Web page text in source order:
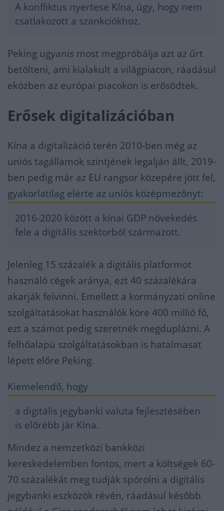
A konfliktus nyertese Kína, úgy, hogy nem
csatlakozott a szankciókhoz.
Peking ugyanis most megpróbálja azt az űrt
betölteni, ami kialakult a világpiacon, ráadásul
eközben az európai piacokon is erősödtek.
Erősek digitalizációban
Kína a digitalizáció terén 2010-ben még az
uniós tagállamok szintjének legalján állt, 2019-
ben pedig már az EU rangsor közepére jött fel,
gyakorlatilag elérte az uniós középmezőnyt:
2016-2020 között a kínai GDP növekedés
fele a digitális szektorból származott.
Jelenleg 15 százalék a digitális platformot
használó cégek aránya, ezt 40 százalékára
akarják felvinni. Emellett a kormányzati online
szolgáltatásokat használók köre 400 millió fő,
ezt a számot pedig szeretnék megduplázni. A
felhőalapú szolgáltatásokban is hatalmasat
lépett előre Peking.
Kiemelendő, hogy
a digitális jegybanki valuta fejlesztésében
is előrébb jár Kína.
Mindez a nemzetközi bankközi
kereskedelemben fontos, mert a költségek 60-
70 százalékát meg tudják spórolni a digitális
jegybanki eszközök révén, ráadásul később